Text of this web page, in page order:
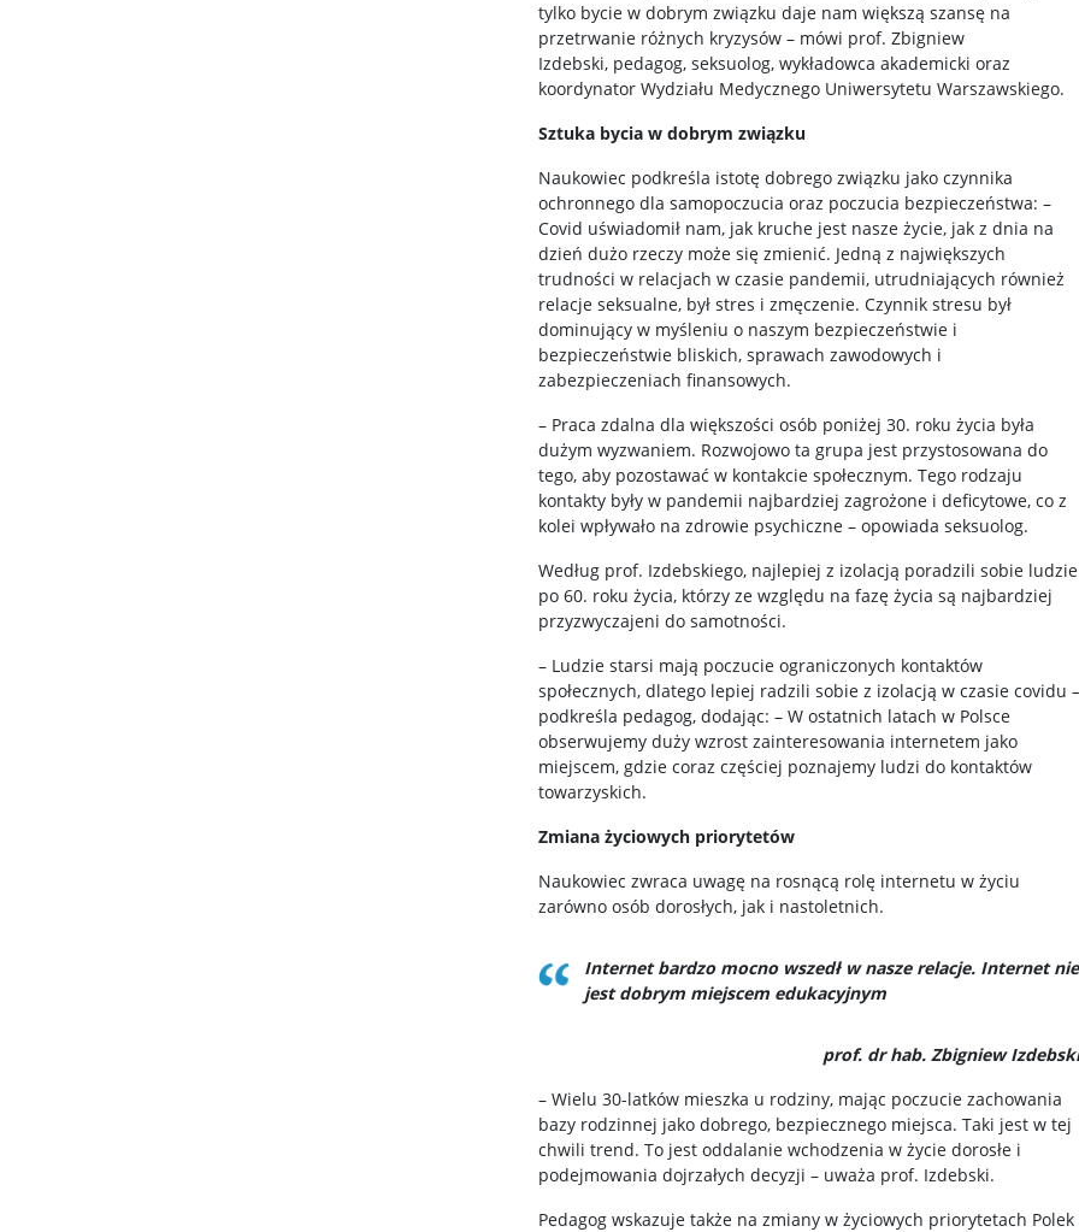
tylko bycie w dobrym związku daje nam większą szansę na
przetrwanie różnych kryzysów – mówi prof. Zbigniew
Izdebski, pedagog, seksuolog, wykładowca akademicki oraz
koordynator Wydziału Medycznego Uniwersytetu Warszawskiego.
Sztuka bycia w dobrym związku
Naukowiec podkreśla istotę dobrego związku jako czynnika
ochronnego dla samopoczucia oraz poczucia bezpieczeństwa: –
Covid uświadomił nam, jak kruche jest nasze życie, jak z dnia na
dzień dużo rzeczy może się zmienić. Jedną z największych
trudności w relacjach w czasie pandemii, utrudniających również
relacje seksualne, był stres i zmęczenie. Czynnik stresu był
dominujący w myśleniu o naszym bezpieczeństwie i
bezpieczeństwie bliskich, sprawach zawodowych i
zabezpieczeniach finansowych.
– Praca zdalna dla większości osób poniżej 30. roku życia była
dużym wyzwaniem. Rozwojowo ta grupa jest przystosowana do
tego, aby pozostawać w kontakcie społecznym. Tego rodzaju
kontakty były w pandemii najbardziej zagrożone i deficytowe, co z
kolei wpływało na zdrowie psychiczne – opowiada seksuolog.
Według prof. Izdebskiego, najlepiej z izolacją poradzili sobie ludzie
po 60. roku życia, którzy ze względu na fazę życia są najbardziej
przyzwyczajeni do samotności.
– Ludzie starsi mają poczucie ograniczonych kontaktów
społecznych, dlatego lepiej radzili sobie z izolacją w czasie covidu –
podkreśla pedagog, dodając: – W ostatnich latach w Polsce
obserwujemy duży wzrost zainteresowania internetem jako
miejscem, gdzie coraz częściej poznajemy ludzi do kontaktów
towarzyskich.
Zmiana życiowych priorytetów
Naukowiec zwraca uwagę na rosnącą rolę internetu w życiu
zarówno osób dorosłych, jak i nastoletnich.
Internet bardzo mocno wszedł w nasze relacje. Internet nie
jest dobrym miejscem edukacyjnym
prof. dr hab. Zbigniew Izdebski
– Wielu 30-latków mieszka u rodziny, mając poczucie zachowania
bazy rodzinnej jako dobrego, bezpiecznego miejsca. Taki jest w tej
chwili trend. To jest oddalanie wchodzenia w życie dorosłe i
podejmowania dojrzałych decyzji – uważa prof. Izdebski.
Pedagog wskazuje także na zmiany w życiowych priorytetach Polek